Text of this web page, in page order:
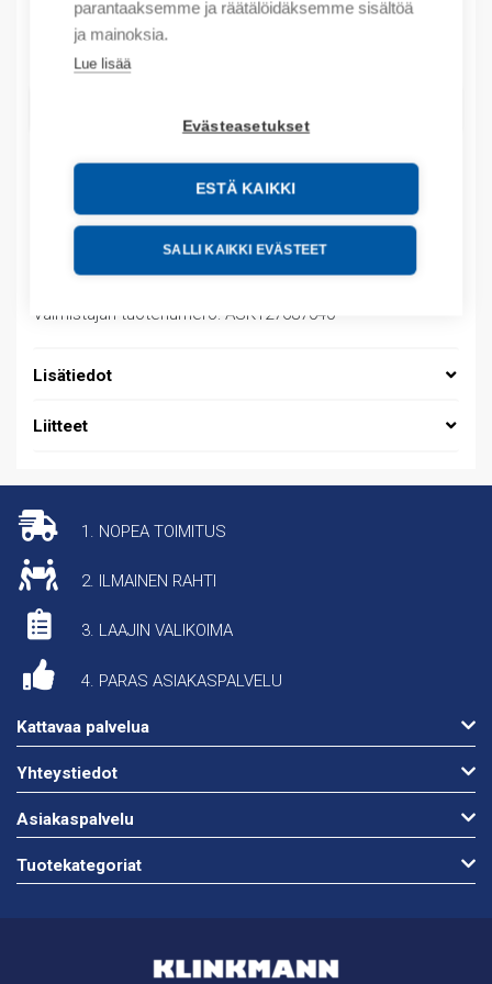
parantaaksemme ja räätälöidäksemme sisältöä
ja mainoksia.
Lue lisää
Evästeasetukset
ESTÄ KAIKKI
SALLI KAIKKI EVÄSTEET
Määrä
Tuotekoodit
Tilauskoodi: ASK127687040
Valmistajan tuotenumero: ASK127687040
Lisätiedot
Liitteet
1. NOPEA TOIMITUS
2. ILMAINEN RAHTI
3. LAAJIN VALIKOIMA
4. PARAS ASIAKASPALVELU
Kattavaa palvelua
Yhteystiedot
Asiakaspalvelu
Tuotekategoriat